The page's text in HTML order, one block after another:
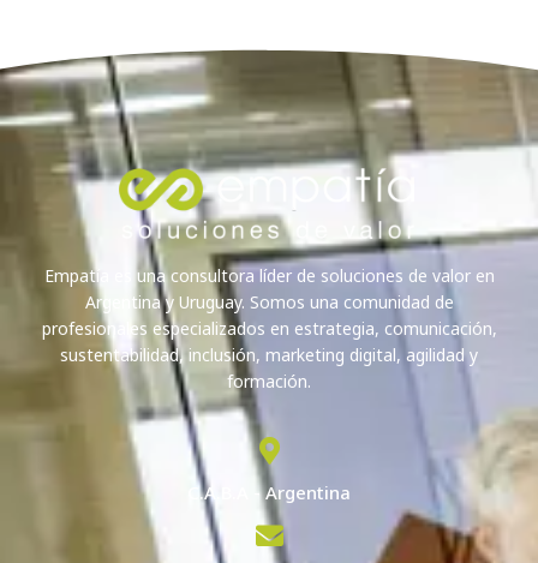
Empatía es una consultora líder de soluciones de valor en
Argentina y Uruguay. Somos una comunidad de
profesionales especializados en estrategia, comunicación,
sustentabilidad, inclusión, marketing digital, agilidad y
formación.
C.A.B.A - Argentina